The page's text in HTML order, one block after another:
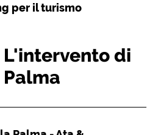
per il turismo
L'intervento di